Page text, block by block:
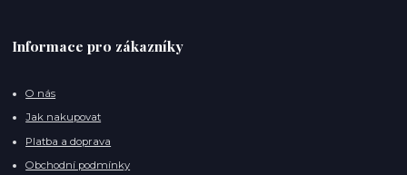
Informace pro zákazníky
O nás
Jak nakupovat
Platba a doprava
Obchodní podmínky